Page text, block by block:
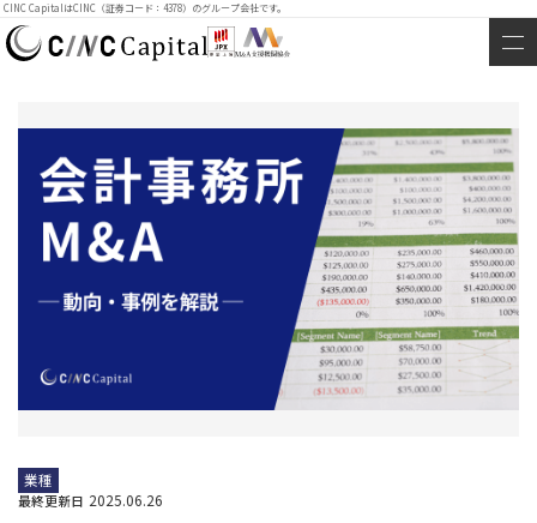
CINC CapitalはCINC（証券コード：4378）のグループ会社です。
業種
最終更新日 2025.06.26